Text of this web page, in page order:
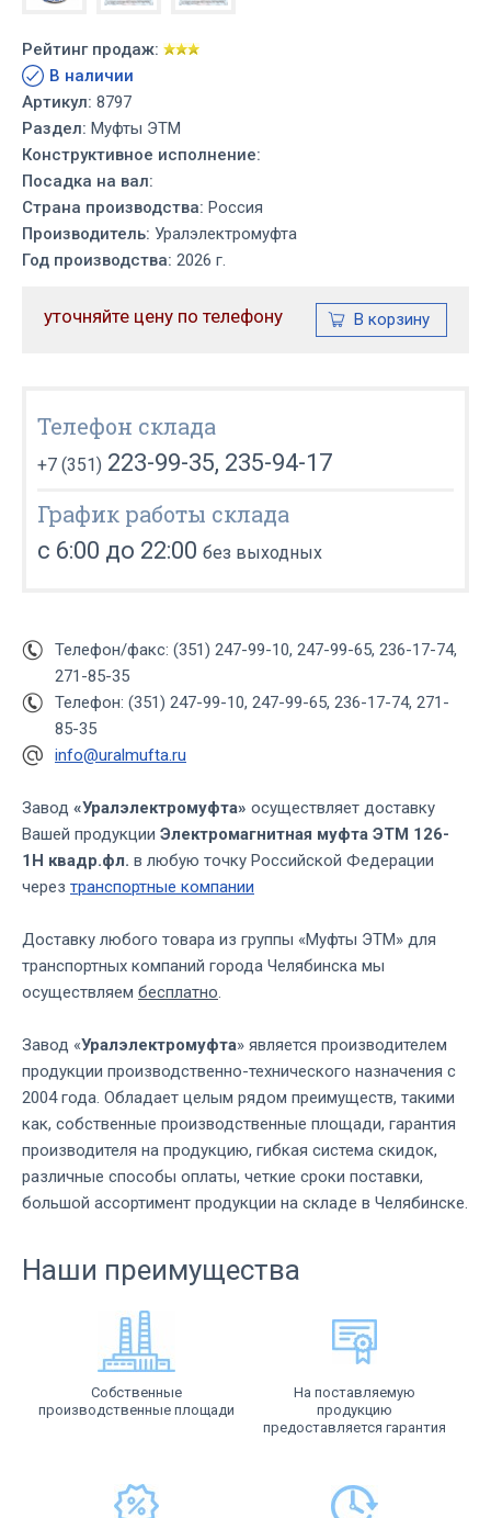
Рейтинг продаж:
В наличии
Артикул: 8797
Раздел: Муфты ЭТМ
Конструктивное исполнение:
Посадка на вал:
Страна производства: Россия
Производитель: Уралэлектромуфта
Год производства: 2026 г.
уточняйте цену по телефону
Телефон склада
+7 (351) 223-99-35, 235-94-17
График работы склада
с 6:00 до 22:00 без выходных
Телефон/факс: (351) 247-99-10, 247-99-65, 236-17-74,
271-85-35
Телефон: (351) 247-99-10, 247-99-65, 236-17-74, 271-
85-35
info@uralmufta.ru
Завод «Уралэлектромуфта» осуществляет доставку
Вашей продукции Электромагнитная муфта ЭТМ 126-
1Н квадр.фл. в любую точку Российской Федерации
через транспортные компании
Доставку любого товара из группы «Муфты ЭТМ» для
транспортных компаний города Челябинска мы
осуществляем бесплатно.
Завод «Уралэлектромуфта» является производителем
продукции производственно-технического назначения с
2004 года. Обладает целым рядом преимуществ, такими
как, собственные производственные площади, гарантия
производителя на продукцию, гибкая система скидок,
различные способы оплаты, четкие сроки поставки,
большой ассортимент продукции на складе в Челябинске.
Наши преимущества
Собственные
производственные площади
На поставляемую
продукцию
предоставляется гарантия